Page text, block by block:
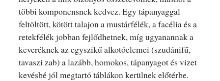
többi komponensnek kedvez. Egy tápanyaggal
feltöltött, kötött talajon a mustárfélék, a facélia és a
retekfélék jobban fejlődhetnek, míg ugyanannak a
keveréknek az egyszikű alkotóelemei (szudánifű,
tavaszi zab) a lazább, homokos, tápanyagot és vizet
kevésbé jól megtartó táblákon kerülnek előtérbe.